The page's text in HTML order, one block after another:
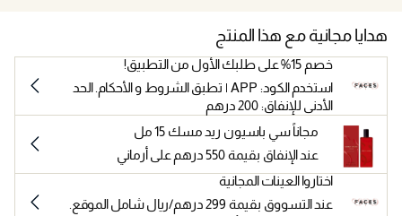
هدايا مجانية مع هذا المنتج
خصم 15% على طلبك الأول من التطبيق!
استخدم الكود: APP | تطبق الشروط و الأحكام. الحد
الأدنى للإنفاق: 200 درهم
مجاناً سي باسيون ريد مسك 15 مل
عند الإنفاق بقيمة 550 درهم على أرماني
اختاروا العينات المجانية
عند التسووق بقيمة 299 درهم/ريال شامل الموقع.